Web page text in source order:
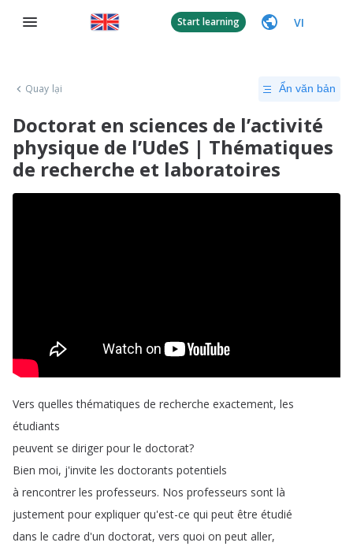
Start learning VI
Quay lại Ẩn văn bản
Doctorat en sciences de l’activité
physique de l’UdeS | Thématiques
de recherche et laboratoires
Vers quelles thématiques de recherche exactement, les
étudiants
peuvent se diriger pour le doctorat?
Bien moi, j'invite les doctorants potentiels
à rencontrer les professeurs. Nos professeurs sont là
justement pour expliquer qu'est-ce qui peut être étudié
dans le cadre d'un doctorat, vers quoi on peut aller,